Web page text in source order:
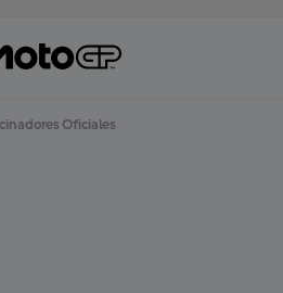
Oficiales